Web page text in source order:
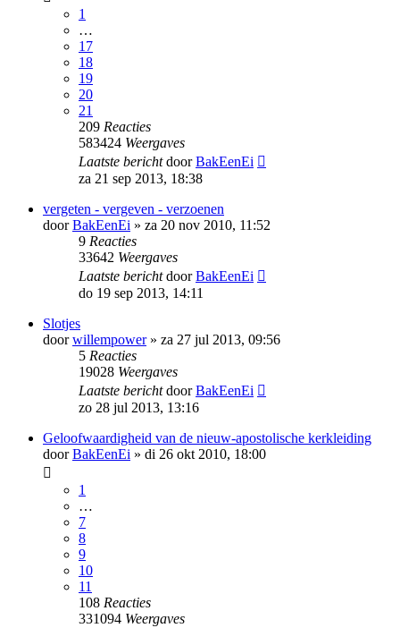
1
…
17
18
19
20
21
209 Reacties
583424 Weergaves
Laatste berichtdoorBakEenEi
za 21 sep 2013, 18:38
vergeten - vergeven - verzoenen
doorBakEenEi » za 20 nov 2010, 11:52
9 Reacties
33642 Weergaves
Laatste berichtdoorBakEenEi
do 19 sep 2013, 14:11
Slotjes
doorwillempower» za 27 jul 2013, 09:56
5 Reacties
19028 Weergaves
Laatste berichtdoorBakEenEi
zo 28 jul 2013, 13:16
Geloofwaardigheid van de nieuw-apostolische kerkleiding
doorBakEenEi » di 26 okt 2010, 18:00
1
…
7
8
9
10
11
108 Reacties
331094 Weergaves